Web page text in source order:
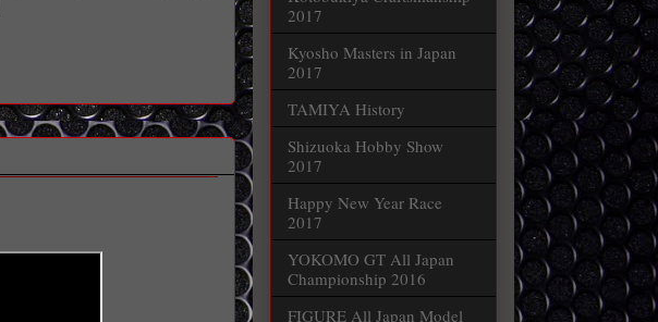
2017
Kyosho Masters in Japan
2017
TAMIYA History
Shizuoka Hobby Show
2017
Happy New Year Race
2017
YOKOMO GT All Japan
Championship 2016
FIGURE All Japan Model